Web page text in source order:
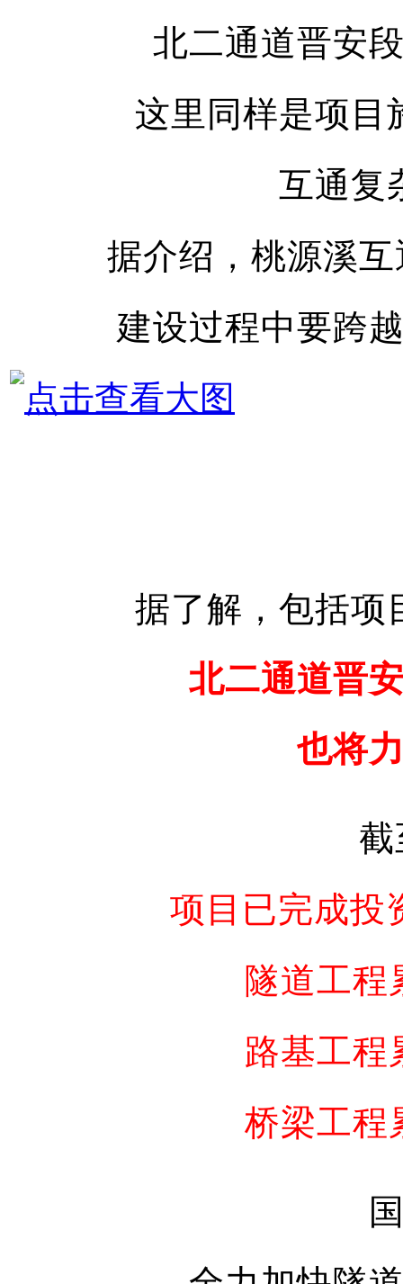
北二通道晋安
这里同样是项目
互通复
据介绍，桃源溪
建设过程中要跨
据了解，包括项
北二通道晋
也将
项目已完成投
隧道工程
路基工
桥梁工程